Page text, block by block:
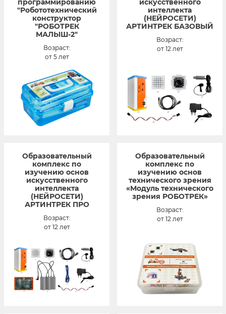
программированию
"Робототехнический
конструктор
"РОБОТРЕК
МАЛЫШ-2"
Возраст:
от 5 лет
искусственного
интеллекта
(НЕЙРОСЕТИ)
АРТИНТРЕК БАЗОВЫЙ
Возраст:
от 12 лет
Образовательный
комплекс по
изучению основ
искусственного
интеллекта
(НЕЙРОСЕТИ)
АРТИНТРЕК ПРО
Возраст:
от 12 лет
Образовательный
комплекс по
изучению основ
технического зрения
«Модуль технического
зрения РОБОТРЕК»
Возраст:
от 12 лет